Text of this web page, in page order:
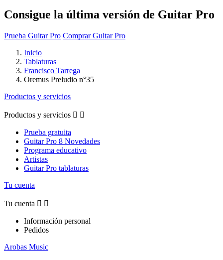
Consigue la última versión de Guitar Pro
Prueba Guitar Pro Comprar Guitar Pro
Inicio
Tablaturas
Francisco Tarrega
Oremus Preludio n°35
Productos y servicios
Productos y servicios  
Prueba gratuita
Guitar Pro 8 Novedades
Programa educativo
Artistas
Guitar Pro tablaturas
Tu cuenta
Tu cuenta  
Información personal
Pedidos
Arobas Music